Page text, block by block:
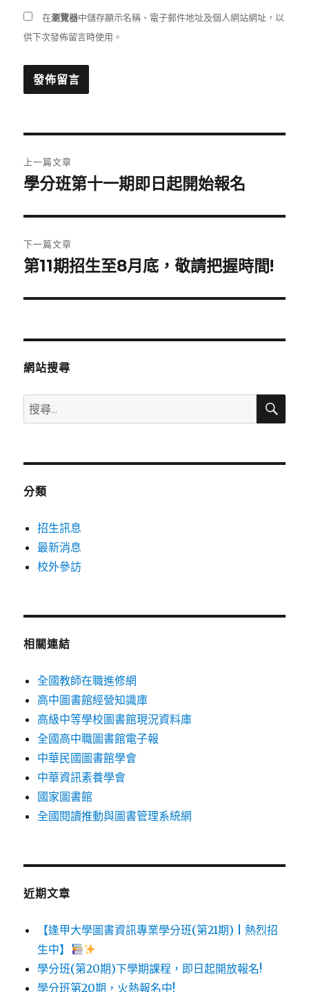
在瀏覽器中儲存顯示名稱、電子郵件地址及個人網站網址，以
供下次發佈留言時使用。
章
覽
上一篇文章
上
篇
文
章:
學分班第十一期即日起開始報名
下一篇文章
下
篇
章:
第11期招生至8月底，敬請把握時間!
網站搜尋
搜
尋
鍵
搜
分類
招生訊息
最新消息
校外參訪
相關連結
全國教師在職進修網
高中圖書館經營知識庫
高級中等學校圖書館現況資料庫
全國高中職圖書館電子報
中華民國圖書館學會
中華資訊素養學會
國家圖書館
全國閱讀推動與圖書管理系統網
近期文章
【逢甲大學圖書資訊專業學分班(第21期) | 熱烈招
生中】
學分班(第20期)下學期課程，即日起開放報名!
學分班第20期，火熱報名中!